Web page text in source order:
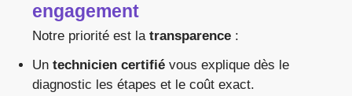
engagement
Notre priorité est la transparence :
Un technicien certifié vous explique dès le
diagnostic les étapes et le coût exact.